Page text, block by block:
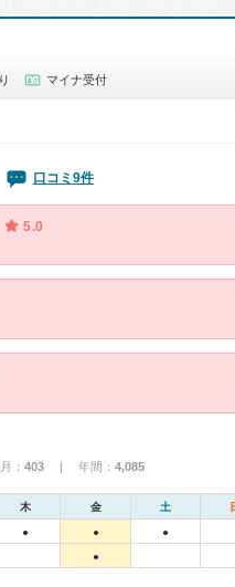
マイナ受付
口コミ9件
5.0
403 | 年間： 4,085
木 金 土
● ● ●
●